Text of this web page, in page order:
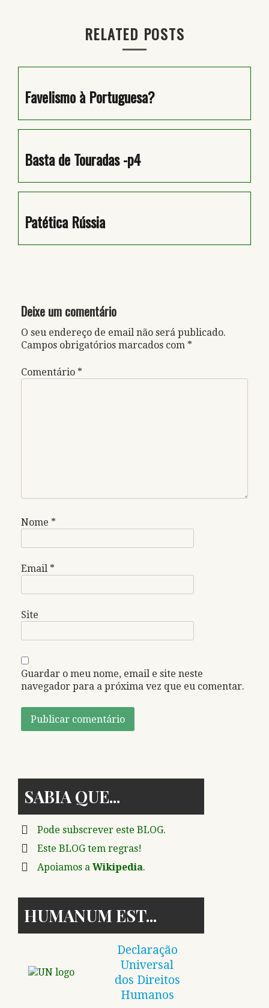
RELATED POSTS
Favelismo à Portuguesa?
Basta de Touradas -p4
Patética Rússia
Deixe um comentário
O seu endereço de email não será publicado.
Campos obrigatórios marcados com *
Comentário *
Nome *
Email *
Site
Guardar o meu nome, email e site neste
navegador para a próxima vez que eu comentar.
SABIA QUE
Pode subscrever este BLOG.
Este BLOG tem regras!
Apoiamos a Wikipedia.
HUMANUM EST
Declaração
Universal
dos Direitos
Humanos